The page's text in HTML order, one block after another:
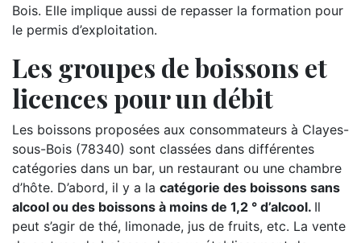
Bois. Elle implique aussi de repasser la formation pour
le permis d’exploitation.
Les groupes de boissons et
licences pour un débit
Les boissons proposées aux consommateurs à Clayes-
sous-Bois (78340) sont classées dans différentes
catégories dans un bar, un restaurant ou une chambre
d’hôte. D’abord, il y a la catégorie des boissons sans
alcool ou des boissons à moins de 1,2 ° d’alcool. Il
peut s’agir de thé, limonade, jus de fruits, etc. La vente